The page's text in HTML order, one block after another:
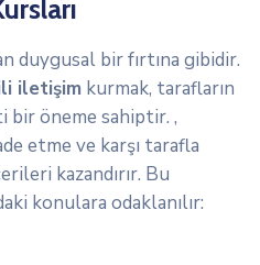
duygusal bir fırtına gibidir.
iletişim kurmak, tarafların
bir öneme sahiptir. ,
etme ve karşı tarafla
kazandırır. Bu
konulara odaklanılır: